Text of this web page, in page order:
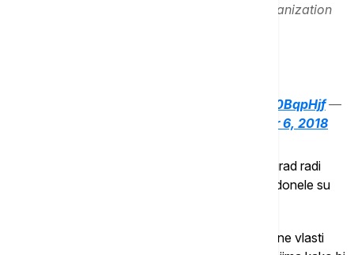
public transit and an emphasis on pedestrianization
pic.twitter.com/Fcq0BqpHjf—
November 6, 2018
Kada je došlo vreme da se na tom mestu pravi grad radi
ekonomskog prosperiteta Kine, tamošnje vlasti donele su
"Pod izgovorom modernog razvoja grada, lokalne vlasti